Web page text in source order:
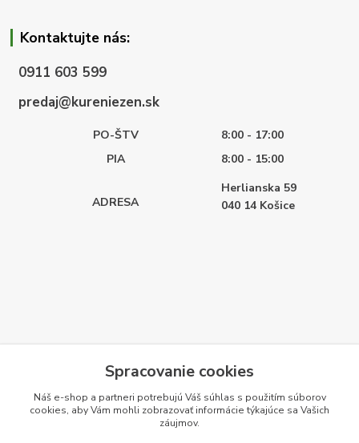
Kontaktujte nás:
0911 603 599
predaj@kureniezen.sk
PO-ŠTV
8:00 - 17:00
PIA
8:00 - 15:00
ADRESA
Herlianska 59
040 14 Košice
Spracovanie cookies
Náš e-shop a partneri potrebujú Váš súhlas s použitím súborov
cookies, aby Vám mohli zobrazovať informácie týkajúce sa Vašich
záujmov.